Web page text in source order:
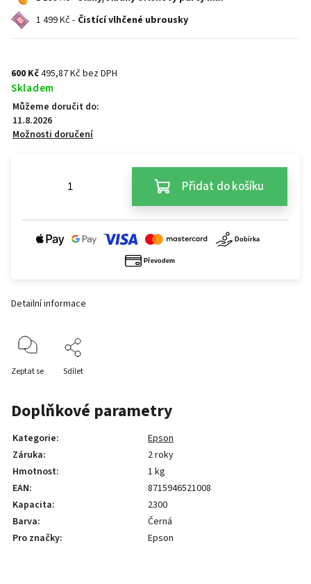
1 499 Kč - Čistící vlhčené ubrousky
600 Kč495,87 Kč bez DPH
Skladem
Můžeme doručit do:
11.8.2026
Možnosti doručení
Přidat do košíku
Detailní informace
Zeptat se Sdílet
Doplňkové parametry
Kategorie:
Epson
Záruka:
2 roky
Hmotnost:
1 kg
EAN:
8715946521008
Kapacita:
2300
Barva:
Černá
Pro značky: Epson